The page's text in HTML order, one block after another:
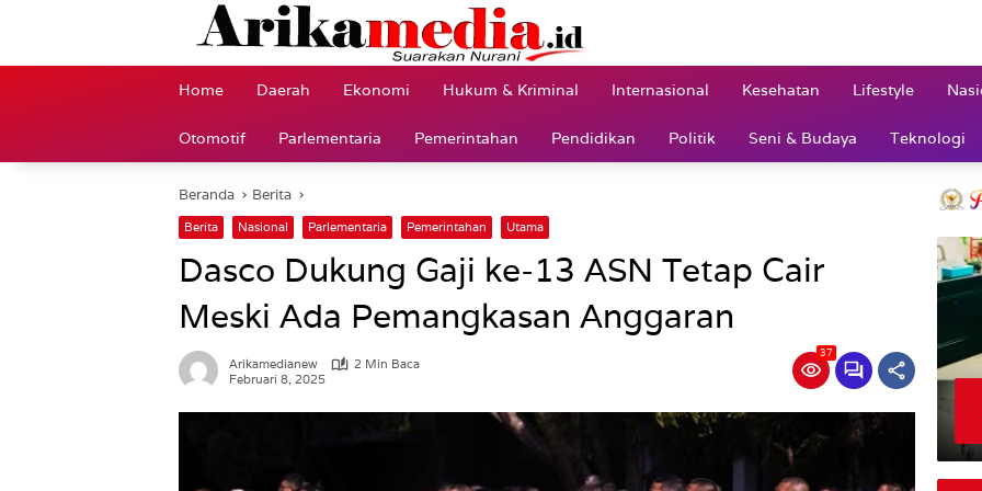
Home Daerah Ekonomi Hukum & Kriminal Internasional Kesehatan Lifestyle
Otomotif Parlementaria Pemerintahan Pendidikan Politik Seni & Budaya Teknologi
Beranda Berita
Berita Nasional Parlementaria Pemerintahan Utama
Dasco Dukung Gaji ke-13 ASN Tetap Cair
Meski Ada Pemangkasan Anggaran
Arikamedianew
2 Min Baca
Februari 8, 2025
37